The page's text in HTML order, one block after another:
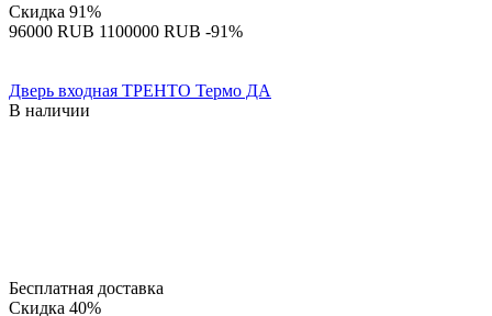
Скидка 91%
‍96000‍ RUB ‍1100000‍ RUB -91%
Дверь входная ТРЕНТО Термо ДА
В наличии
Бесплатная доставка
Скидка 40%